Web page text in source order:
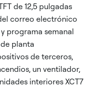
de 12,5 pulgadas
correo electrónico
programa semanal
planta
de terceros,
un ventilador,
interiores XCT7